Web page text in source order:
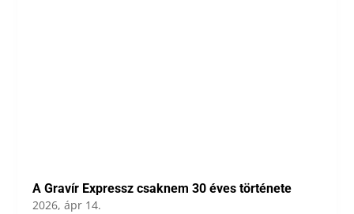
A Gravír Expressz csaknem 30 éves története
2026, ápr 14.